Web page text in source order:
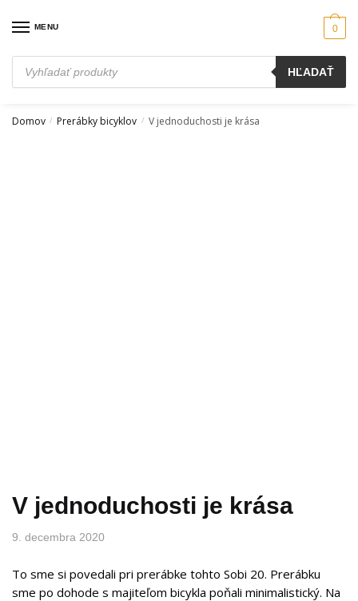
MENU
Products
search
HĽADAŤ
0
Domov / Prerábky bicyklov / V jednoduchosti je krása
V jednoduchosti je krása
9. decembra 2020
To sme si povedali pri prerábke tohto Sobi 20. Prerábku
sme po dohode s majiteľom bicykla poňali minimalistický. Na